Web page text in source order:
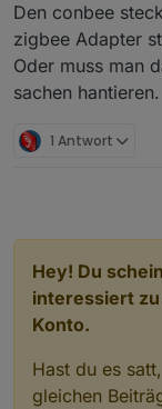
Den conbee
zigbee Adapter
Oder muss man
sachen hantieren.
1 Antwort
Hey! Du
interessiert
Konto.
Hast du es
gleichen